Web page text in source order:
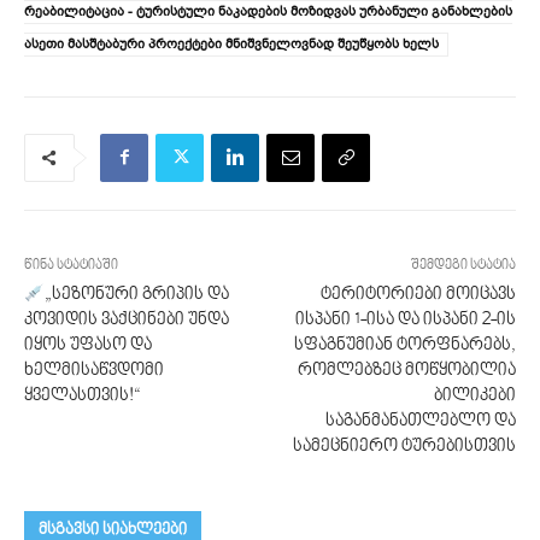
რეაბილიტაცია - ტურისტული ნაკადების მოზიდვას ურბანული განახლების
ასეთი მასშტაბური პროექტები მნიშვნელოვნად შეუწყობს ხელს
წინა სტატიაში
„სეზონური გრიპის და
კოვიდის ვაქცინები უნდა
იყოს უფასო და
ხელმისაწვდომი
ყველასთვის!“
შემდეგი სტატია
ტერიტორიები მოიცავს
ისპანი 1-ისა და ისპანი 2-ის
სფაგნუმიან ტორფნარებს,
რომლებზეც მოწყობილია
ბილიკები
საგანმანათლებლო და
სამეცნიერო ტურებისთვის
მსგავსი სიახლეები